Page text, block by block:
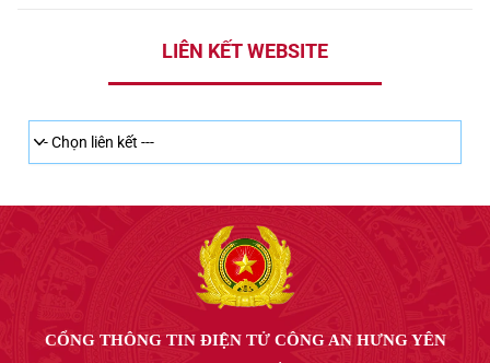
LIÊN KẾT WEBSITE
CỔNG THÔNG TIN ĐIỆN TỬ CÔNG AN HƯNG YÊN